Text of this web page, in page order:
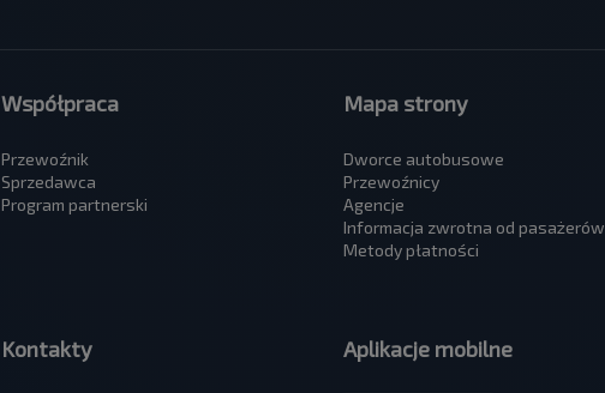
Współpraca
Przewoźnik
Sprzedawca
Program partnerski
Mapa strony
Dworce autobusowe
Przewoźnicy
Agencje
Informacja zwrotna od pasażerów
Metody płatności
Kontakty Aplikacje mobilne